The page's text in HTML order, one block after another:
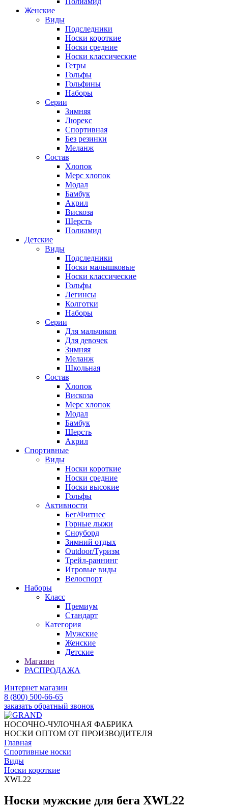
Женские
Виды
Подследники
Носки короткие
Носки средние
Носки классические
Гетры
Гольфы
Гольфины
Наборы
Серии
Зимняя
Люрекс
Спортивная
Без резинки
Меланж
Состав
Хлопок
Мерс хлопок
Модал
Бамбук
Акрил
Вискоза
Шерсть
Полиамид
Детские
Виды
Подследники
Носки малышковые
Носки классические
Гольфы
Легинсы
Колготки
Наборы
Серии
Для мальчиков
Для девочек
Зимняя
Меланж
Школьная
Состав
Хлопок
Вискоза
Мерс хлопок
Модал
Бамбук
Шерсть
Акрил
Спортивные
Виды
Носки короткие
Носки средние
Носки высокие
Гольфы
Активности
Бег/Фитнес
Горные лыжи
Сноуборд
Зимний отдых
Outdoor/Туризм
Трейл-раннинг
Игровые виды
Велоспорт
Наборы
Класс
Премиум
Стандарт
Категория
Мужские
Женские
Детские
Магазин
РАСПРОДАЖА
Интернет магазин
8 (800) 500-66-65
заказать обратный звонок
НОСОЧНО-ЧУЛОЧНАЯ ФАБРИКА
НОСКИ ОПТОМ ОТ ПРОИЗВОДИТЕЛЯ
Главная
Спортивные носки
Виды
Носки короткие
XWL22
Носки мужские для бега XWL22